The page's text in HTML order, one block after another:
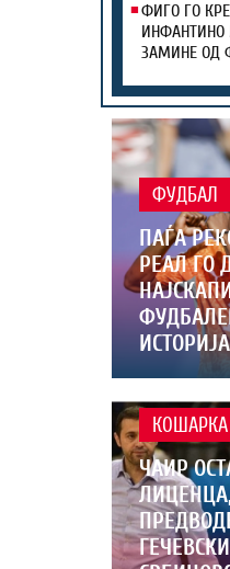
ФИГО ГО
ЗАМИНЕ ОД
ФУДБАЛ
ПАЃА
РЕАЛ ГО
КОШАРКА
ЧАИР